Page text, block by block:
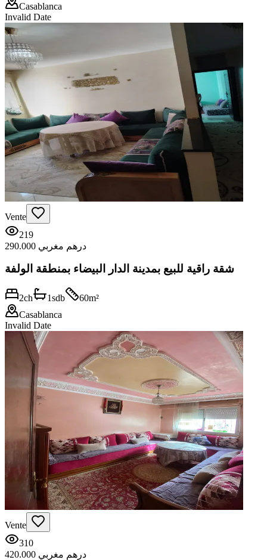
Casablanca
Invalid Date
Vente
219
290.000 درهم مغربي
شقة راقية للبيع بمدينة الدار البيضاء بمنطقة الولفة
2ch 1sdb 60m²
Casablanca
Invalid Date
Vente
310
420.000 درهم مغربي